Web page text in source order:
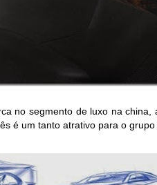
no segmento de luxo na china,
é um tanto atrativo para o grupo